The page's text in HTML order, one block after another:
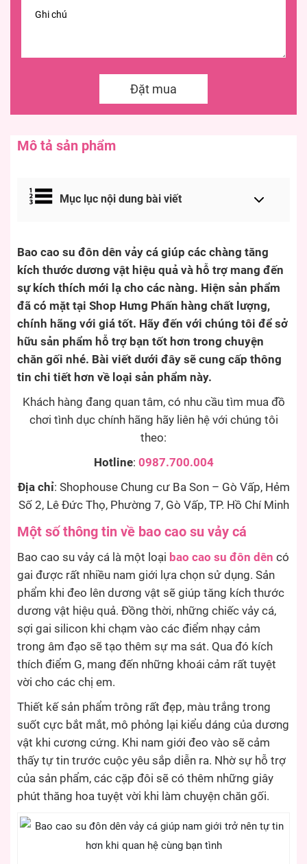
Đặt mua
Mô tả sản phẩm
Mục lục nội dung bài viết
Bao cao su đôn dên vảy cá giúp các chàng tăng
kích thước dương vật hiệu quả và hỗ trợ mang đến
sự kích thích mới lạ cho các nàng. Hiện sản phẩm
đã có mặt tại Shop Hưng Phấn hàng chất lượng,
chính hãng với giá tốt. Hãy đến với chúng tôi để sở
hữu sản phẩm hỗ trợ bạn tốt hơn trong chuyện
chăn gối nhé. Bài viết dưới đây sẽ cung cấp thông
tin chi tiết hơn về loại sản phẩm này.
Khách hàng đang quan tâm, có nhu cầu tìm mua đồ
chơi tình dục chính hãng hãy liên hệ với chúng tôi
theo:
Hotline: 0987.700.004
Địa chỉ: Shophouse Chung cư Ba Son – Gò Vấp, Hẻm
Số 2, Lê Đức Thọ, Phường 7, Gò Vấp, TP. Hồ Chí Minh
Một số thông tin về bao cao su vảy cá
Bao cao su vảy cá là một loại bao cao su đôn dên có
gai được rất nhiều nam giới lựa chọn sử dụng. Sản
phẩm khi đeo lên dương vật sẽ giúp tăng kích thước
dương vật hiệu quả. Đồng thời, những chiếc vảy cá,
sợi gai silicon khi chạm vào các điểm nhạy cảm
trong âm đạo sẽ tạo thêm sự ma sát. Qua đó kích
thích điểm G, mang đến những khoái cảm rất tuyệt
vời cho các chị em.
Thiết kế sản phẩm trông rất đẹp, màu trắng trong
suốt cực bắt mắt, mô phỏng lại kiểu dáng của dương
vật khi cương cứng. Khi nam giới đeo vào sẽ cảm
thấy tự tin trước cuộc yêu sắp diễn ra. Nhờ sự hỗ trợ
của sản phẩm, các cặp đôi sẽ có thêm những giây
phút thăng hoa tuyệt vời khi làm chuyện chăn gối.